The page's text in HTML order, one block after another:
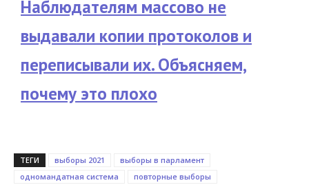
Наблюдателям массово не
выдавали копии протоколов и
переписывали их. Объясняем,
почему это плохо
ТЕГИ выборы 2021
выборы в парламент
одномандатная система
повторные выборы